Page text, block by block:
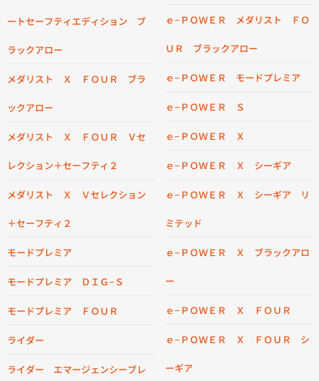
ートセーフティエディション ブ
ラックアロー
メダリスト Ｘ ＦＯＵＲ ブラ
ックアロー
メダリスト Ｘ ＦＯＵＲ Ｖセ
レクション＋セーフティ２
メダリスト Ｘ Ｖセレクション
＋セーフティ２
モードプレミア
モードプレミア ＤＩＧ−Ｓ
モードプレミア ＦＯＵＲ
ライダー
ライダー エマージェンシーブレ
ｅ−ＰＯＷＥＲ メダリスト ＦＯ
ＵＲ ブラックアロー
ｅ−ＰＯＷＥＲ モードプレミア
ｅ−ＰＯＷＥＲ Ｓ
ｅ−ＰＯＷＥＲ Ｘ
ｅ−ＰＯＷＥＲ Ｘ シーギア
ｅ−ＰＯＷＥＲ Ｘ シーギア リ
ミテッド
ｅ−ＰＯＷＥＲ Ｘ ブラックアロ
ー
ｅ−ＰＯＷＥＲ Ｘ ＦＯＵＲ
ｅ−ＰＯＷＥＲ Ｘ ＦＯＵＲ シ
ーギア